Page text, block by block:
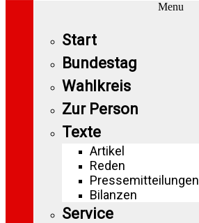
Menu
Start
Bundestag
Wahlkreis
Zur Person
Texte
Artikel
Reden
Pressemitteilungen
Bilanzen
Service